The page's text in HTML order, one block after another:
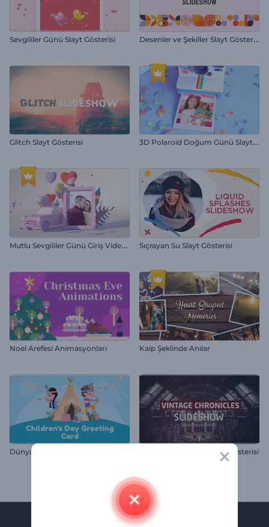
Sevgililer Günü Slayt Gösterisi D
esenler ve Şekiller Slayt Gösterisi
Glitch Slayt Gösterisi 3
D Polaroid Doğum Günü Slayt Gösterisi
M
utlu Sevgililer Günü Giriş Videosu Sıçrayan Su Slayt Gösterisi
Noel Arefesi Animasyonları Kalp Şeklinde Anılar
Dünya Çocuk Günü Tebrik Kartı Eski Tarihi Belgeler Slayt Gösterisi